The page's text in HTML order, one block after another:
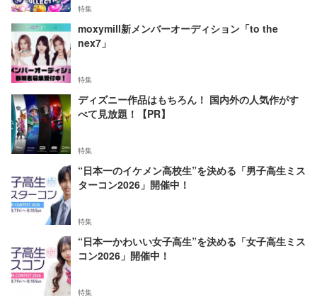
特集
moxymill新メンバーオーディション「to the
nex7」
特集
ディズニー作品はもちろん！ 国内外の人気作がす
べて見放題！【PR】
特集
“日本一のイケメン高校生”を決める「男子高生ミス
ターコン2026」開催中！
特集
“日本一かわいい女子高生”を決める「女子高生ミス
コン2026」開催中！
特集